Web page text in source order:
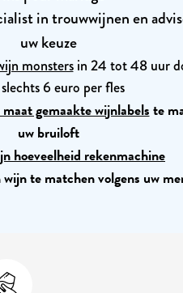
in trouwwijnen en
uw keuze
monstersin 24 tot 48 uur
6 euro per fles
gemaakte wijnlabelste
uw bruiloft
hoeveelheid rekenmachine
te matchen volgens uw